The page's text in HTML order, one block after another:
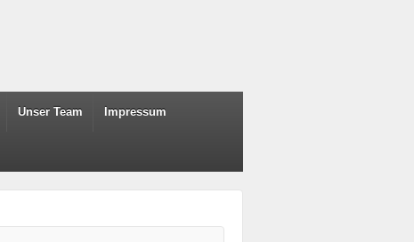
Unser Team Impressum